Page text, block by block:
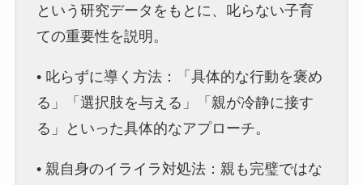
という研究データをもとに、叱らない子育
ての重要性を説明。
• 叱らずに導く方法：「具体的な行動を褒め
る」「選択肢を与える」「親が冷静に接す
る」といった具体的なアプローチ。
• 親自身のイライラ対処法：親も完璧ではな